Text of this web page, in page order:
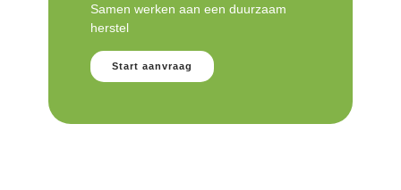
Samen werken aan een duurzaam
herstel
Start aanvraag